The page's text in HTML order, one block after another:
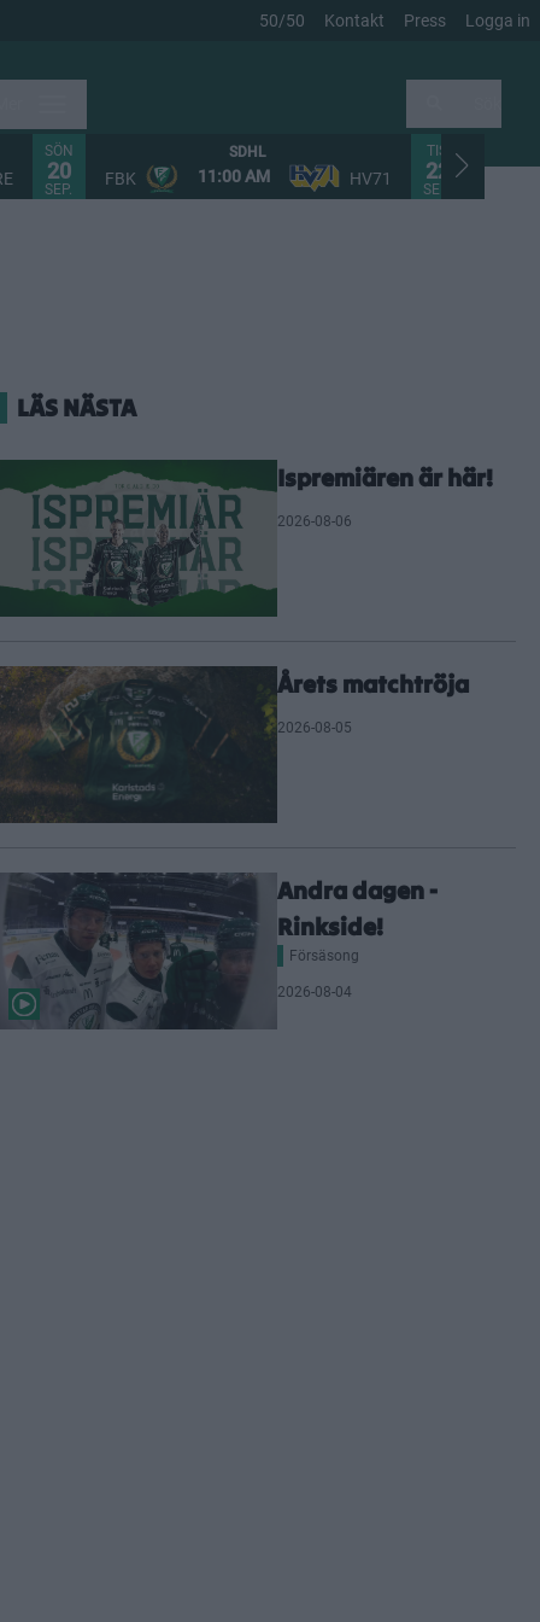
50/50 Kontakt Press Logga in
SÖN
20
SEP.
SDHL
FBK 11:00 AM HV71
TIS
22
SEP.
LÄS NÄSTA
Ispremiären är här!
2026-08-06
Årets matchtröja
2026-08-05
Andra dagen -
Rinkside!
Försäsong
2026-08-04